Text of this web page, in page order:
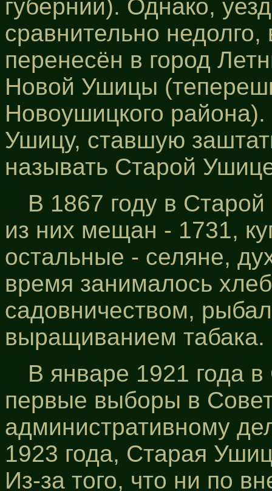
губернии). Однако,
сравнительно недолго,
перенесён в город
Новой Ушицы
Новоушицкого района).
Ушицу, ставшую
называть Старой
В 1867 году в
из них мещан - 1731,
остальные - селяне,
время занималось
садовничеством,
выращиванием табака.
В январе 1921 года
первые выборы в
административному
1923 года, Старая
Из-за того, что ни по